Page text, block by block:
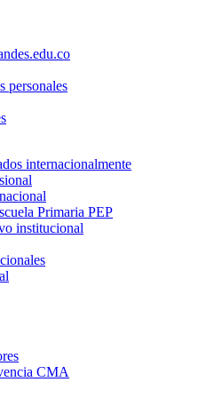
personales
internacionalmente
Primaria PEP
institucional
CMA